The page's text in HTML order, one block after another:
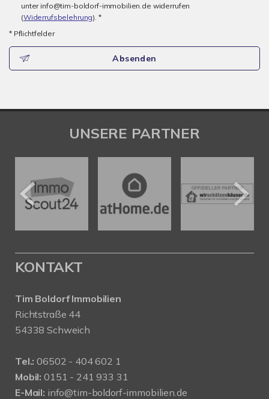
unter info@tim-boldorf-immobilien.de widerrufen
(Widerrufsbelehrung). *
* Pflichtfelder
Absenden
UNSERE PARTNER
KONTAKT
Tim Boldorf Immobilien
Richtstraße 44
54338 Schweich
Tel.: 06502 - 404 602 1
Mobil: 0151 - 241 933 31
E-Mail: info@tim-boldorf-immobilien.de